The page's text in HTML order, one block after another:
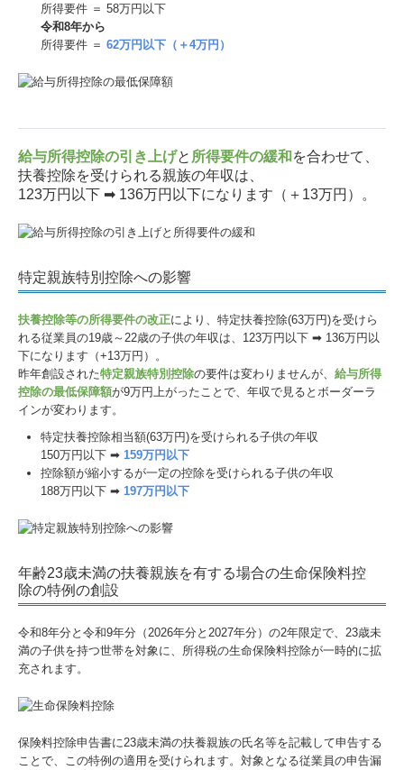
所得要件 ＝ 58万円以下
令和8年から
所得要件 ＝ 62万円以下（＋4万円）
給与所得控除の引き上げと 所得要件の緩和 を合わせて、
扶養控除を受けられる親族の年収は、
123万円以下 ➡ 136万円以下になります（＋13万円）。
特定親族特別控除への影響
扶養控除等の所得要件の改正により、特定扶養控除(63万円)を受けら
れる従業員の19歳～22歳の子供の年収は、123万円以下 ➡ 136万円以
下になります（+13万円）。
昨年創設された特定親族特別控除の要件は変わりませんが、 給与所得
控除の最低保障額が9万円上がったことで、年収で見るとボーダーラ
インが変わります。
特定扶養控除相当額(63万円)を受けられる子供の年収
150万円以下 ➡ 159万円以下
控除額が縮小するが一定の控除を受けられる子供の年収
188万円以下 ➡ 197万円以下
年齢23歳未満の扶養親族を有する場合の生命保険料控
除の特例の創設
令和8年分と令和9年分（2026年分と2027年分）の2年限定で、23歳未
満の子供を持つ世帯を対象に、所得税の生命保険料控除が一時的に拡
充されます。
保険料控除申告書に23歳未満の扶養親族の氏名等を記載して申告する
ことで、この特例の適用を受けられます。対象となる従業員の申告漏